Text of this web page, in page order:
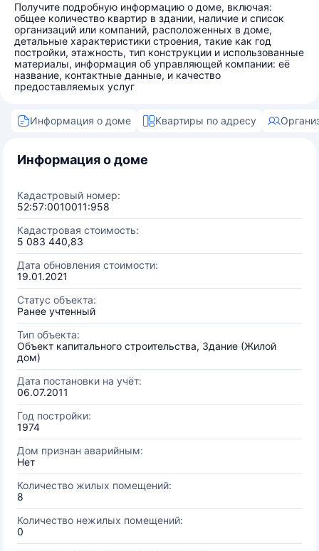
Получите подробную информацию о доме, включая:
общее количество квартир в здании, наличие и список
организаций или компаний, расположенных в доме,
детальные характеристики строения, такие как год
постройки, этажность, тип конструкции и использованные
материалы, информация об управляющей компании: её
название, контактные данные, и качество
предоставляемых услуг
Информация о доме Квартиры по адресу
Информация о доме
Кадастровый номер:
52:57:0010011:958
Кадастровая стоимость:
5 083 440,83
Дата обновления стоимости:
19.01.2021
Статус объекта:
Ранее учтенный
Тип объекта:
Объект капитального строительства, Здание (Жилой
дом)
Дата постановки на учёт:
06.07.2011
Год постройки:
1974
Дом признан аварийным:
Нет
Количество жилых помещений:
8
Количество нежилых помещений:
0